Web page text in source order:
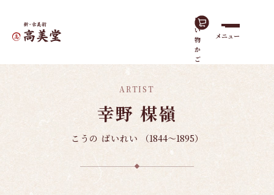
買
い
物
か
ご
メニュー
ホーム有名作家
ARTIST
幸野 楳嶺
こうの ばいれい （1844～1895）